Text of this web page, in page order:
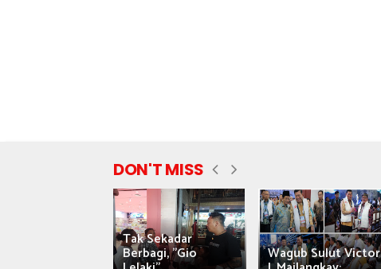
DON'T MISS
Tak Sekadar
Berbagi, "Gio Wagub Sulut Victor